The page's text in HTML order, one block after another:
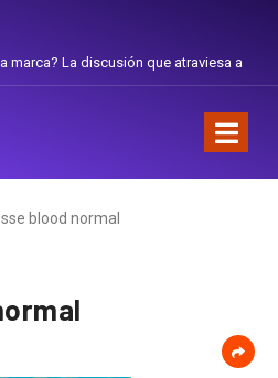
discusión que atraviesa a
Gabriela
blood normal